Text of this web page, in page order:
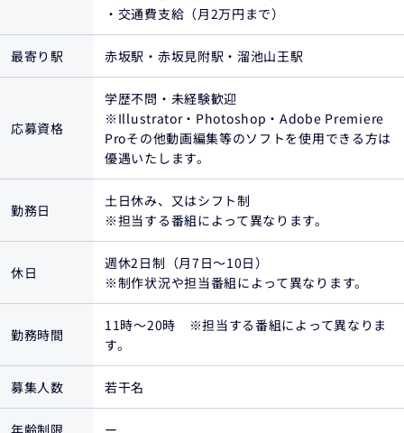
・交通費支給（月2万円まで）
最寄り駅 赤坂駅・赤坂見附駅・溜池山王駅
応募資格
学歴不問・未経験歓迎
※Illustrator・Photoshop・Adobe Premiere
Proその他動画編集等のソフトを使用できる方は
優遇いたします。
勤務日
土日休み、又はシフト制
※担当する番組によって異なります。
休日
週休2日制（月7日〜10日）
※制作状況や担当番組によって異なります。
勤務時間
11時〜20時 ※担当する番組によって異なりま
す。
募集人数 若干名